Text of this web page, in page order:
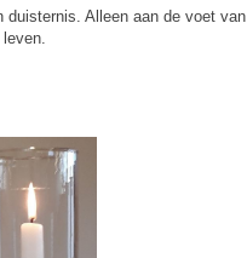
duisternis. Alleen aan de voet van